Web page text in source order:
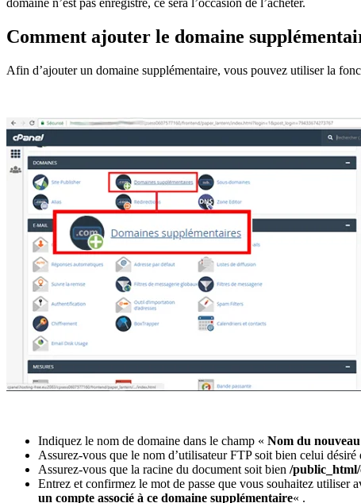
domaine n’est pas enregistré, ce sera l’occasion de l’acheter.
Comment ajouter le domaine
Afin d’ajouter un domaine supplémentaire, vous pouvez utiliser la
Indiquez le nom de domaine dans le champ « Nom du
Assurez-vous que le nom d’utilisateur FTP soit bien celui désiré
Assurez-vous que la racine du document soit bien /
Entrez et confirmez le mot de passe que vous souhaitez
un compte associé à ce domaine supplémentaire« .